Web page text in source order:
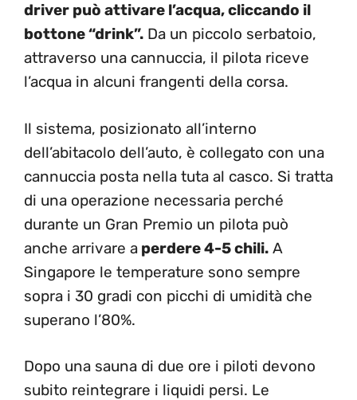
driver può attivare l’acqua, cliccando il
bottone “drink”. Da un piccolo serbatoio,
attraverso una cannuccia, il pilota riceve
l’acqua in alcuni frangenti della corsa.
Il sistema, posizionato all’interno
dell’abitacolo dell’auto, è collegato con una
cannuccia posta nella tuta al casco. Si tratta
di una operazione necessaria perché
durante un Gran Premio un pilota può
anche arrivare a perdere 4-5 chili. A
Singapore le temperature sono sempre
sopra i 30 gradi con picchi di umidità che
superano l’80%.
Dopo una sauna di due ore i piloti devono
subito reintegrare i liquidi persi. Le